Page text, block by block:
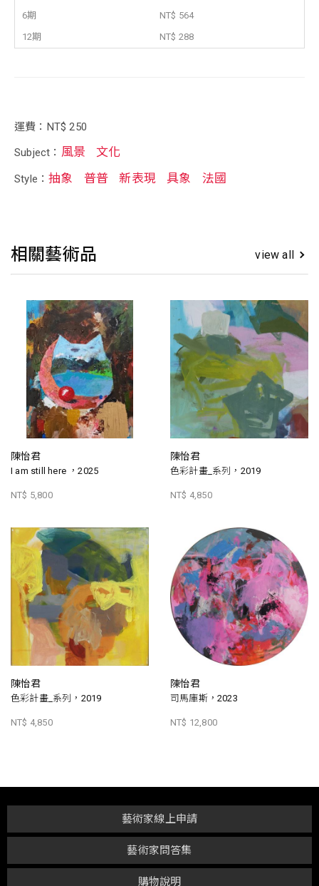
6期
NT$ 564
12期
NT$ 288
運費：NT$ 250
Subject： 風景 文化
Style：抽象 普普 新表現 具象 法國
相關藝術品 view all
陳怡君
I am still here ，2025
NT$ 5,800
陳怡君
色彩計畫_系列，2019
NT$ 4,850
陳怡君
色彩計畫_系列，2019
NT$ 4,850
陳怡君
司馬庫斯，2023
NT$ 12,800
購物說明
藝術家問答集
藝術家線上申請